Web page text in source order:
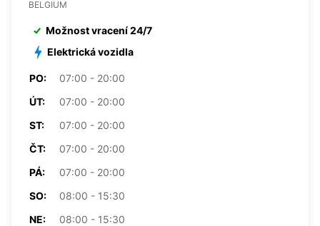
BELGIUM
Možnost vracení 24/7
Elektrická vozidla
PO:
07:00 - 20:00
ÚT:
07:00 - 20:00
ST:
07:00 - 20:00
ČT:
07:00 - 20:00
PÁ:
07:00 - 20:00
SO:
08:00 - 15:30
NE:
08:00 - 15:30